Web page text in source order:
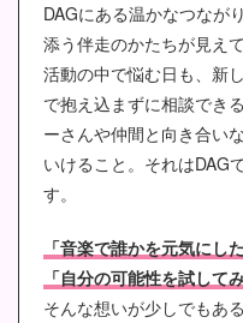
DAGにある温かなつなが
添う伴走のかたちが見え
活動の中で悩む日も、新
で抱え込まずに相談でき
ーさんや仲間と向き合い
いけること。それはDAG
す。
「音楽で誰かを元気にし
「自分の可能性を試して
そんな想いが少しでもある